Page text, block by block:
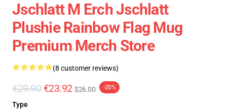
Jschlatt M Erch Jschlatt
Plushie Rainbow Flag Mug
Premium Merch Store
(8 customer reviews)
€29.90 €23.92 $26.00 -20%
Type